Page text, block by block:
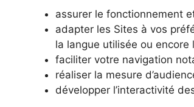
assurer le fonctionnement
adapter les Sites à vos
la langue utilisée ou encore
faciliter votre navigation
réaliser la mesure
développer l’interactivité